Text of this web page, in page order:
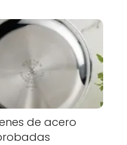
de acero